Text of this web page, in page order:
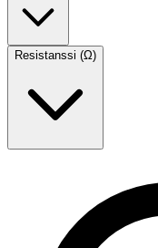
Resistanssi (Ω)